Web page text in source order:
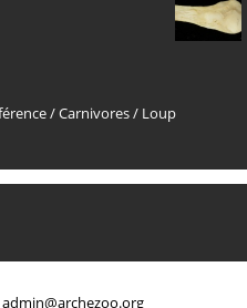
/Carnivores/ Loup
admin@archezoo.org